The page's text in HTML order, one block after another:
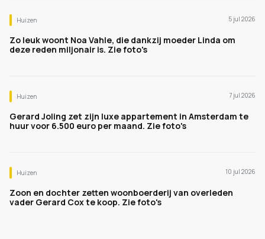
Huizen 5 jul 2026
Zo leuk woont Noa Vahle, die dankzij moeder Linda om
deze reden miljonair is. Zie foto's
Huizen 7 jul 2026
Gerard Joling zet zijn luxe appartement in Amsterdam te
huur voor 6.500 euro per maand. Zie foto's
Huizen 10 jul 2026
Zoon en dochter zetten woonboerderij van overleden
vader Gerard Cox te koop. Zie foto's